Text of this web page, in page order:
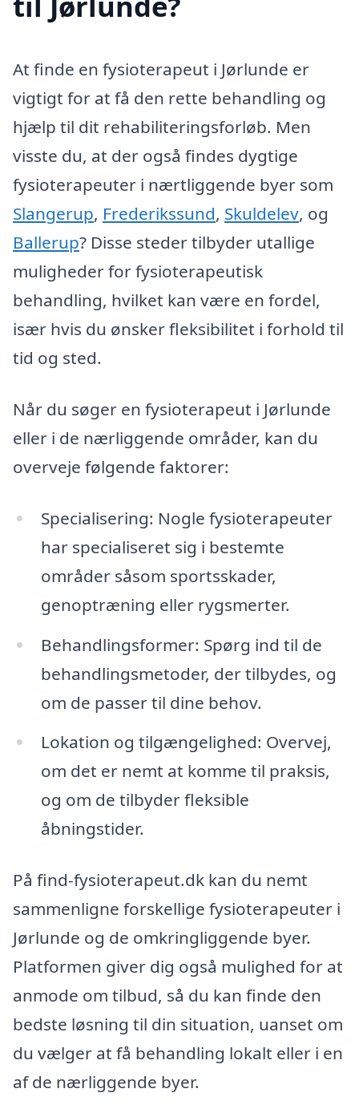
At finde en fysioterapeut i Jørlunde er
vigtigt for at få den rette behandling og
hjælp til dit rehabiliteringsforløb. Men
visste du, at der også findes dygtige
fysioterapeuter i nærtliggende byer som
Slangerup, Frederikssund, Skuldelev, og
Ballerup? Disse steder tilbyder utallige
muligheder for fysioterapeutisk
behandling, hvilket kan være en fordel,
især hvis du ønsker fleksibilitet i forhold til
tid og sted.
Når du søger en fysioterapeut i Jørlunde
eller i de nærliggende områder, kan du
overveje følgende faktorer:
Specialisering: Nogle fysioterapeuter
har specialiseret sig i bestemte
områder såsom sportsskader,
genoptræning eller rygsmerter.
Behandlingsformer: Spørg ind til de
behandlingsmetoder, der tilbydes, og
om de passer til dine behov.
Lokation og tilgængelighed: Overvej,
om det er nemt at komme til praksis,
og om de tilbyder fleksible
åbningstider.
På find-fysioterapeut.dk kan du nemt
sammenligne forskellige fysioterapeuter i
Jørlunde og de omkringliggende byer.
Platformen giver dig også mulighed for at
anmode om tilbud, så du kan finde den
bedste løsning til din situation, uanset om
du vælger at få behandling lokalt eller i en
af de nærliggende byer.